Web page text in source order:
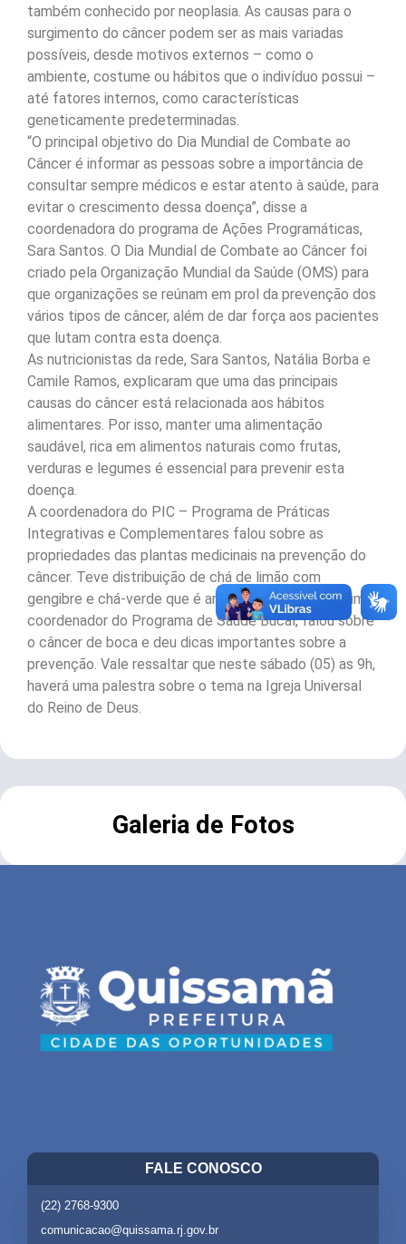
também conhecido por neoplasia. As causas para o
surgimento do câncer podem ser as mais variadas
possíveis, desde motivos externos – como o
ambiente, costume ou hábitos que o indivíduo possui –
até fatores internos, como características
geneticamente predeterminadas.
“O principal objetivo do Dia Mundial de Combate ao
Câncer é informar as pessoas sobre a importância de
consultar sempre médicos e estar atento à saúde, para
evitar o crescimento dessa doença”, disse a
coordenadora do programa de Ações Programáticas,
Sara Santos. O Dia Mundial de Combate ao Câncer foi
criado pela Organização Mundial da Saúde (OMS) para
que organizações se reúnam em prol da prevenção dos
vários tipos de câncer, além de dar força aos pacientes
que lutam contra esta doença.
As nutricionistas da rede, Sara Santos, Natália Borba e
Camile Ramos, explicaram que uma das principais
causas do câncer está relacionada aos hábitos
alimentares. Por isso, manter uma alimentação
saudável, rica em alimentos naturais como frutas,
verduras e legumes é essencial para prevenir esta
doença.
A coordenadora do PIC – Programa de Práticas
Integrativas e Complementares falou sobre as
propriedades das plantas medicinais na prevenção do
câncer. Teve distribuição de chá de limão com
gengibre e chá-verde que é antioxidante. Mateus Lima,
coordenador do Programa de Saúde Bucal, falou sobre
o câncer de boca e deu dicas importantes sobre a
prevenção. Vale ressaltar que neste sábado (05) as 9h,
haverá uma palestra sobre o tema na Igreja Universal
do Reino de Deus.
Galeria de Fotos
FALE CONOSCO
(22) 2768-9300
comunicacao@quissama.rj.gov.br